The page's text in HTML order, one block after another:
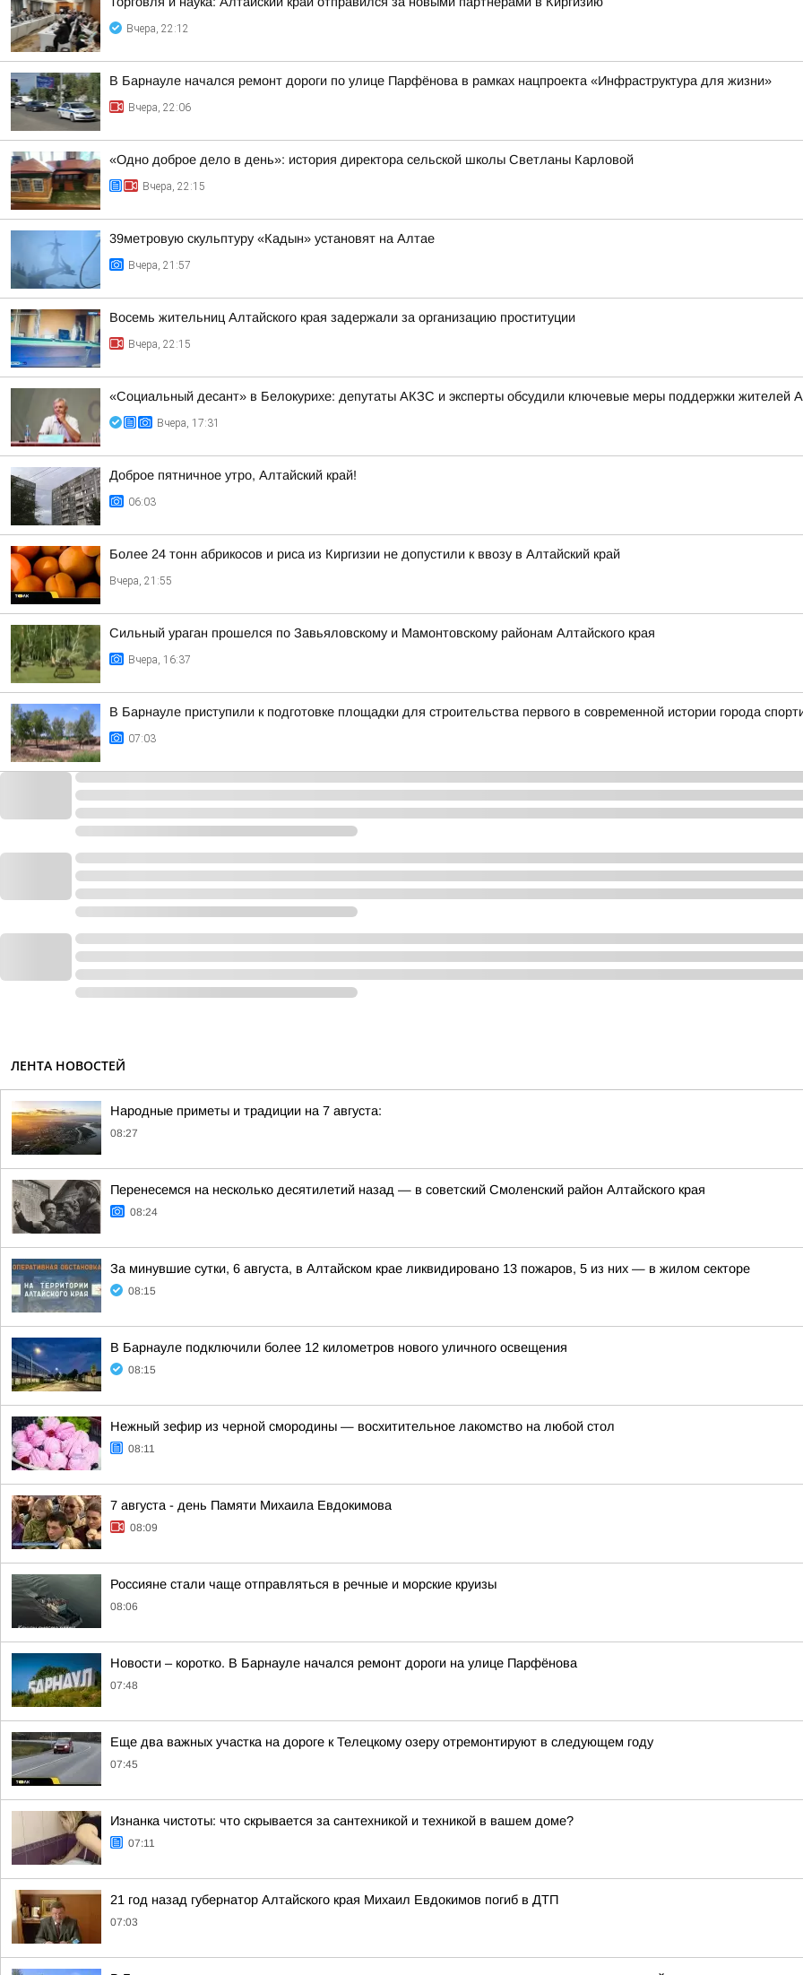
Вчера, 22:12
В Барнауле начался ремонт дороги по улице Парфёнова в рамках нацпроекта «Инфраструктура для жизни»
Вчера, 22:06
«Одно доброе дело в день»: история директора сельской школы Светланы Карловой
Вчера, 22:15
39метровую скульптуру «Кадын» установят на Алтае
Вчера, 21:57
Восемь жительниц Алтайского края задержали за организацию проституции
Вчера, 22:15
«Социальный десант» в Белокурихе: депутаты АКЗС и эксперты обсудили ключевые меры поддержки жителей
Вчера, 17:31
Доброе пятничное утро, Алтайский край!
06:03
Более 24 тонн абрикосов и риса из Киргизии не допустили к ввозу в Алтайский край
Вчера, 21:55
Сильный ураган прошелся по Завьяловскому и Мамонтовскому районам Алтайского края
Вчера, 16:37
В Барнауле приступили к подготовке площадки для строительства первого в современной истории города
07:03
ЛЕНТА НОВОСТЕЙ
Народные приметы и традиции на 7 августа:
08:27
Перенесемся на несколько десятилетий назад — в советский Смоленский район Алтайского края
08:24
За минувшие сутки, 6 августа, в Алтайском крае ликвидировано 13 пожаров, 5 из них — в жилом секторе
08:15
В Барнауле подключили более 12 километров нового уличного освещения
08:15
Нежный зефир из черной смородины — восхитительное лакомство на любой стол
08:11
7 августа - день Памяти Михаила Евдокимова
08:09
Россияне стали чаще отправляться в речные и морские круизы
08:06
Новости – коротко. В Барнауле начался ремонт дороги на улице Парфёнова
07:48
Еще два важных участка на дороге к Телецкому озеру отремонтируют в следующем году
07:45
Изнанка чистоты: что скрывается за сантехникой и техникой в вашем доме?
07:11
21 год назад губернатор Алтайского края Михаил Евдокимов погиб в ДТП
07:03